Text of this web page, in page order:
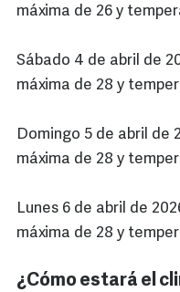
máxima de 26 y
Sábado 4 de abril de
máxima de 28 y
Domingo 5 de abril de
máxima de 28 y
Lunes 6 de abril de
máxima de 28 y
¿Cómo estará el